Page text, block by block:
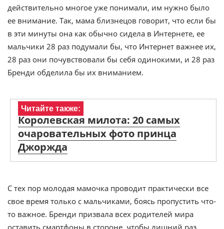
действительно многое уже понимали, им нужно было
ее внимание. Так, мама близнецов говорит, что если бы
в эти минуты она как обычно сидела в Интернете, ее
мальчики 28 раз подумали бы, что Интернет важнее их,
28 раз они почувствовали бы себя одинокими, и 28 раз
Бренди обделила бы их вниманием.
Читайте также:
Королевская милота: 20 самых
очаровательных фото принца
Джоржда
С тех пор молодая мамочка проводит практически все
свое время только с мальчиками, боясь пропустить что-
то важное. Бренди призвала всех родителей мира
оставить смартфоны в стороне, чтобы лишний раз